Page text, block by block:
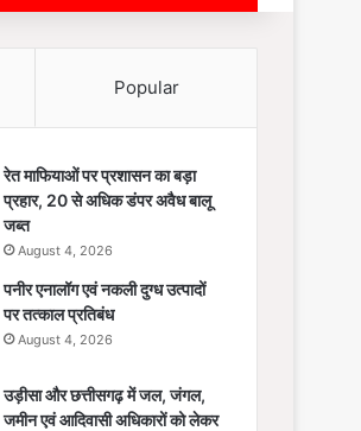
Popular
रेत माफियाओं पर प्रशासन का बड़ा
प्रहार, 20 से अधिक डंपर अवैध बालू
जब्त
August 4, 2026
पनीर एनालॉग एवं नकली दुग्ध उत्पादों
पर तत्काल प्रतिबंध
August 4, 2026
उड़ीसा और छत्तीसगढ़ में जल, जंगल,
जमीन एवं आदिवासी अधिकारों को लेकर